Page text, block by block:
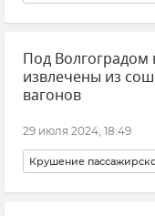
Чехия Новости
Под Волгоградом
извлечены из
вагонов
29 июля 2024, 18:49
Волгоградская область